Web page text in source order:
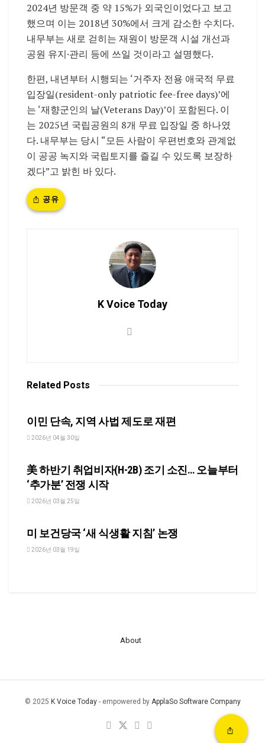
2024년 방문객 중 약 15%가 외국인이었다고 보고
했으며 이는 2018년 30%에서 크게 감소한 수치다.
내무부는 새로 걷히는 재원이 방문객 시설 개선과
공원 유지·관리 등에 쓰일 것이라고 설명했다.
한편, 내년부터 시행되는 ‘거주자 전용 애국적 무료
입장일(resident-only patriotic fee-free days)’에
는 ‘재향군인의 날(Veterans Day)’이 포함된다. 이
는 2025년 국립공원의 8개 무료 입장일 중 하나였
다. 내무부는 당시 “모든 사람이 우편번호와 관계없
이 공공 녹지와 국립토지를 즐길 수 있도록 보장하
겠다”고 밝힌 바 있다.
공유
K Voice Today
Related Posts
이민 단속, 지역 사법 제도로 재편
2026년 04월 30일
美 하반기 취업비자(H-2B) 조기 소진… 오늘부터
‘추가분’ 전쟁 시작
2026년 03월 25일
미 보건당국 ‘새 식생활 지침’ 논쟁
2026년 03월 19일
About
© 2025 K Voice Today- empowered by ApplaSo Software Company